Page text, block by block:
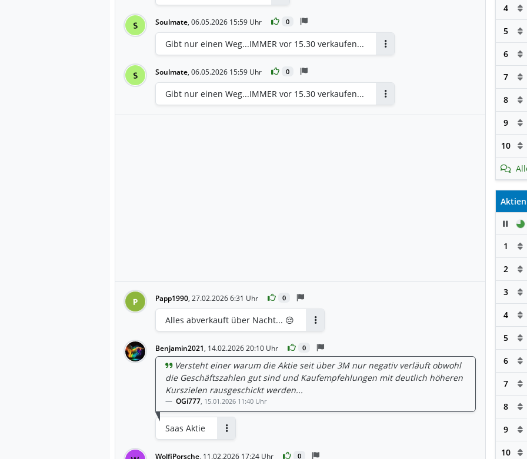
S Soulmate, 06.05.2026 15:59 Uhr 0
Gibt nur einen Weg...IMMER vor 15.30 verkaufen...
S Soulmate, 06.05.2026 15:59 Uhr 0
Gibt nur einen Weg...IMMER vor 15.30 verkaufen...
P Papp1990, 27.02.2026 6:31 Uhr 0
Alles abverkauft über Nacht... 😔
Benjamin2021, 14.02.2026 20:10 Uhr 0
Versteht einer warum die Aktie seit über 3M nur negativ verläuft obwohl
die Geschäftszahlen gut sind und Kaufempfehlungen mit deutlich höheren
Kurszielen rausgeschickt werden...
OGi777, 15.01.2026 11:40 Uhr
Saas Aktie
WolfiPorsche, 11.02.2026 17:24 Uhr 0
4
5
6
7
8
9
10
Aktien
1
2
3
4
5
6
7
8
9
10